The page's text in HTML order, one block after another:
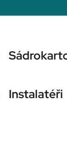
Instalatéři